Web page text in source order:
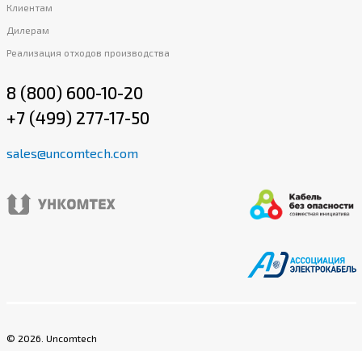
Клиентам
Дилерам
Реализация отходов производства
8 (800) 600-10-20
+7 (499) 277-17-50
sales@uncomtech.com
© 2026 . Uncomtech